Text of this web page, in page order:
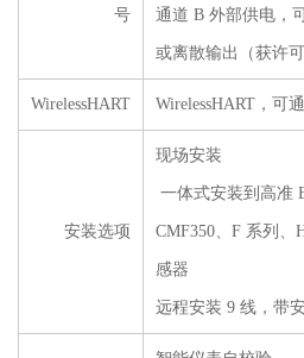
号 通道 B 外部供电，
或离散输出（获许可
WirelessHART WirelessHART，可
安装选项
现场安装
一体式安装到高准
CMF350、F 系列
感器
远程安装 9 线，带